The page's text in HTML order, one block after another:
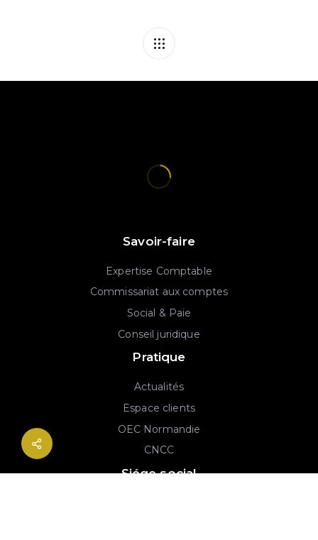
Savoir-faire
Expertise Comptable
Commissariat aux comptes
Social & Paie
Conseil juridique
Pratique
Actualités
Espace clients
OEC Normandie
CNCC
Siége social